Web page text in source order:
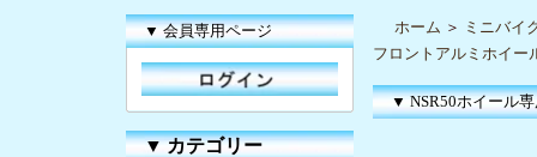
▼ 会員専用ページ
▼カテゴリー
ホーム ＞ ミニバイ
フロントアルミホイー
▼ NSR50ホイール